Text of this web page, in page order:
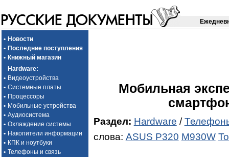
• Новости
• Последние поступления
• Книжный магазин
Hardware:
• Видеоустройства
• Системные платы
• Процессоры
• Мобильные устройства
• Аудиосистема
• Охлаждение системы
• Накопители информации
• КПК и ноутбуки
• Телефоны и связь
Мобильная
Раздел: Hardware /
слова: ASUS P320 M930W